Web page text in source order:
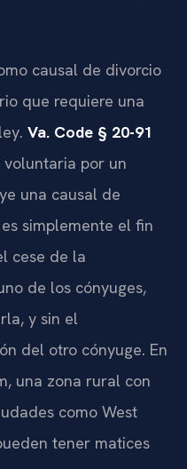
causal de divorcio
que requiere una
Va. Code § 20-91
por un
una causal de
simplemente el fin
cese de la
de los cónyuges,
y sin el
del otro cónyuge. En
una zona rural con
como West
tener matices